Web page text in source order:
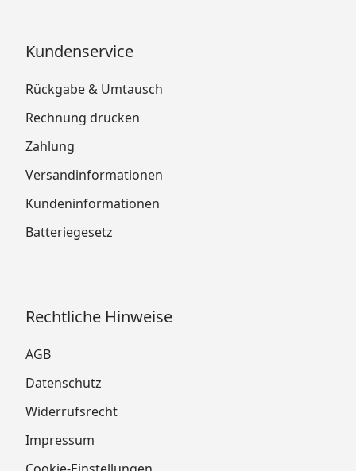
Kundenservice
Rückgabe & Umtausch
Rechnung drucken
Zahlung
Versandinformationen
Kundeninformationen
Batteriegesetz
Rechtliche Hinweise
AGB
Datenschutz
Widerrufsrecht
Impressum